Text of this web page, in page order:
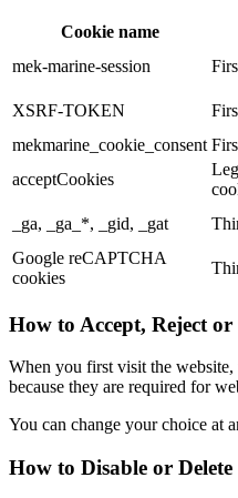
Cookie name
mek-marine-session
XSRF-TOKEN
mekmarine_cookie_consent
acceptCookies
_ga, _ga_*, _gid, _gat
Google reCAPTCHA
cookies
How to Accept, Reject
When you first visit the website,
because they are required for
You can change your choice at
How to Disable or